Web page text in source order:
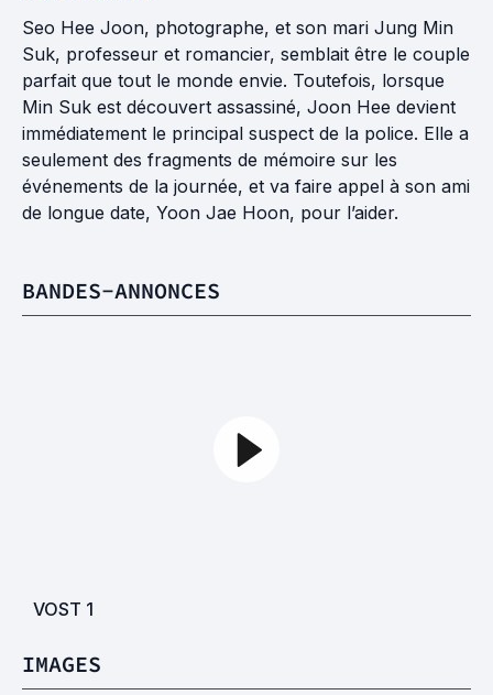
Seo Hee Joon, photographe, et son mari Jung Min
Suk, professeur et romancier, semblait être le couple
parfait que tout le monde envie. Toutefois, lorsque
Min Suk est découvert assassiné, Joon Hee devient
immédiatement le principal suspect de la police. Elle a
seulement des fragments de mémoire sur les
événements de la journée, et va faire appel à son ami
de longue date, Yoon Jae Hoon, pour l’aider.
BANDES-ANNONCES
VOST 1
IMAGES